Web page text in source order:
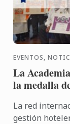
EVENTOS,
La
la medalla
La red
gestión